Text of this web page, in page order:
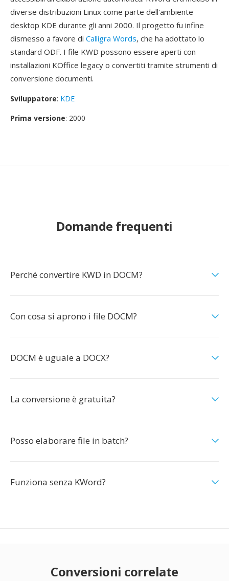
diverse distribuzioni Linux come parte dell'ambiente
desktop KDE durante gli anni 2000. Il progetto fu infine
dismesso a favore di Calligra Words, che ha adottato lo
standard ODF. I file KWD possono essere aperti con
installazioni KOffice legacy o convertiti tramite strumenti di
conversione documenti.
Sviluppatore: KDE
Prima versione: 2000
Domande frequenti
Perché convertire KWD in DOCM?
Con cosa si aprono i file DOCM?
DOCM è uguale a DOCX?
La conversione è gratuita?
Posso elaborare file in batch?
Funziona senza KWord?
Conversioni correlate